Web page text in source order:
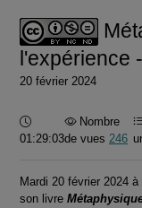
l'expérience
20 février 2024
Durée :
01:29:03
Nombre
de vues 246
Mardi 20 février 2024
son livre